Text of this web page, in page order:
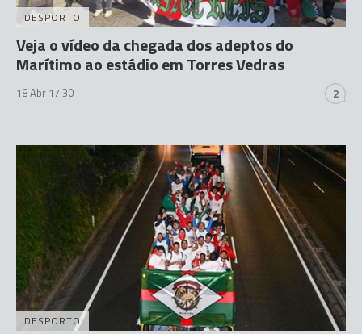
DESPORTO
Veja o vídeo da chegada dos adeptos do
Marítimo ao estádio em Torres Vedras
18 Abr 17:30 2
DESPORTO